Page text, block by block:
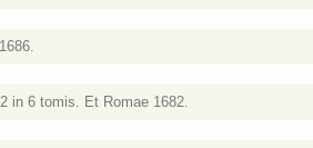
in 6 tomis. Et Romae 1682.